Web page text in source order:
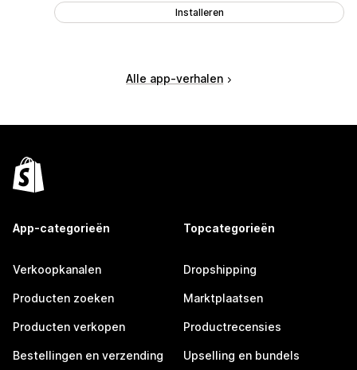
Installeren
Alle app-verhalen
App-categorieën
Verkoopkanalen
Producten zoeken
Producten verkopen
Bestellingen en verzending
Topcategorieën
Dropshipping
Marktplaatsen
Productrecensies
Upselling en bundels